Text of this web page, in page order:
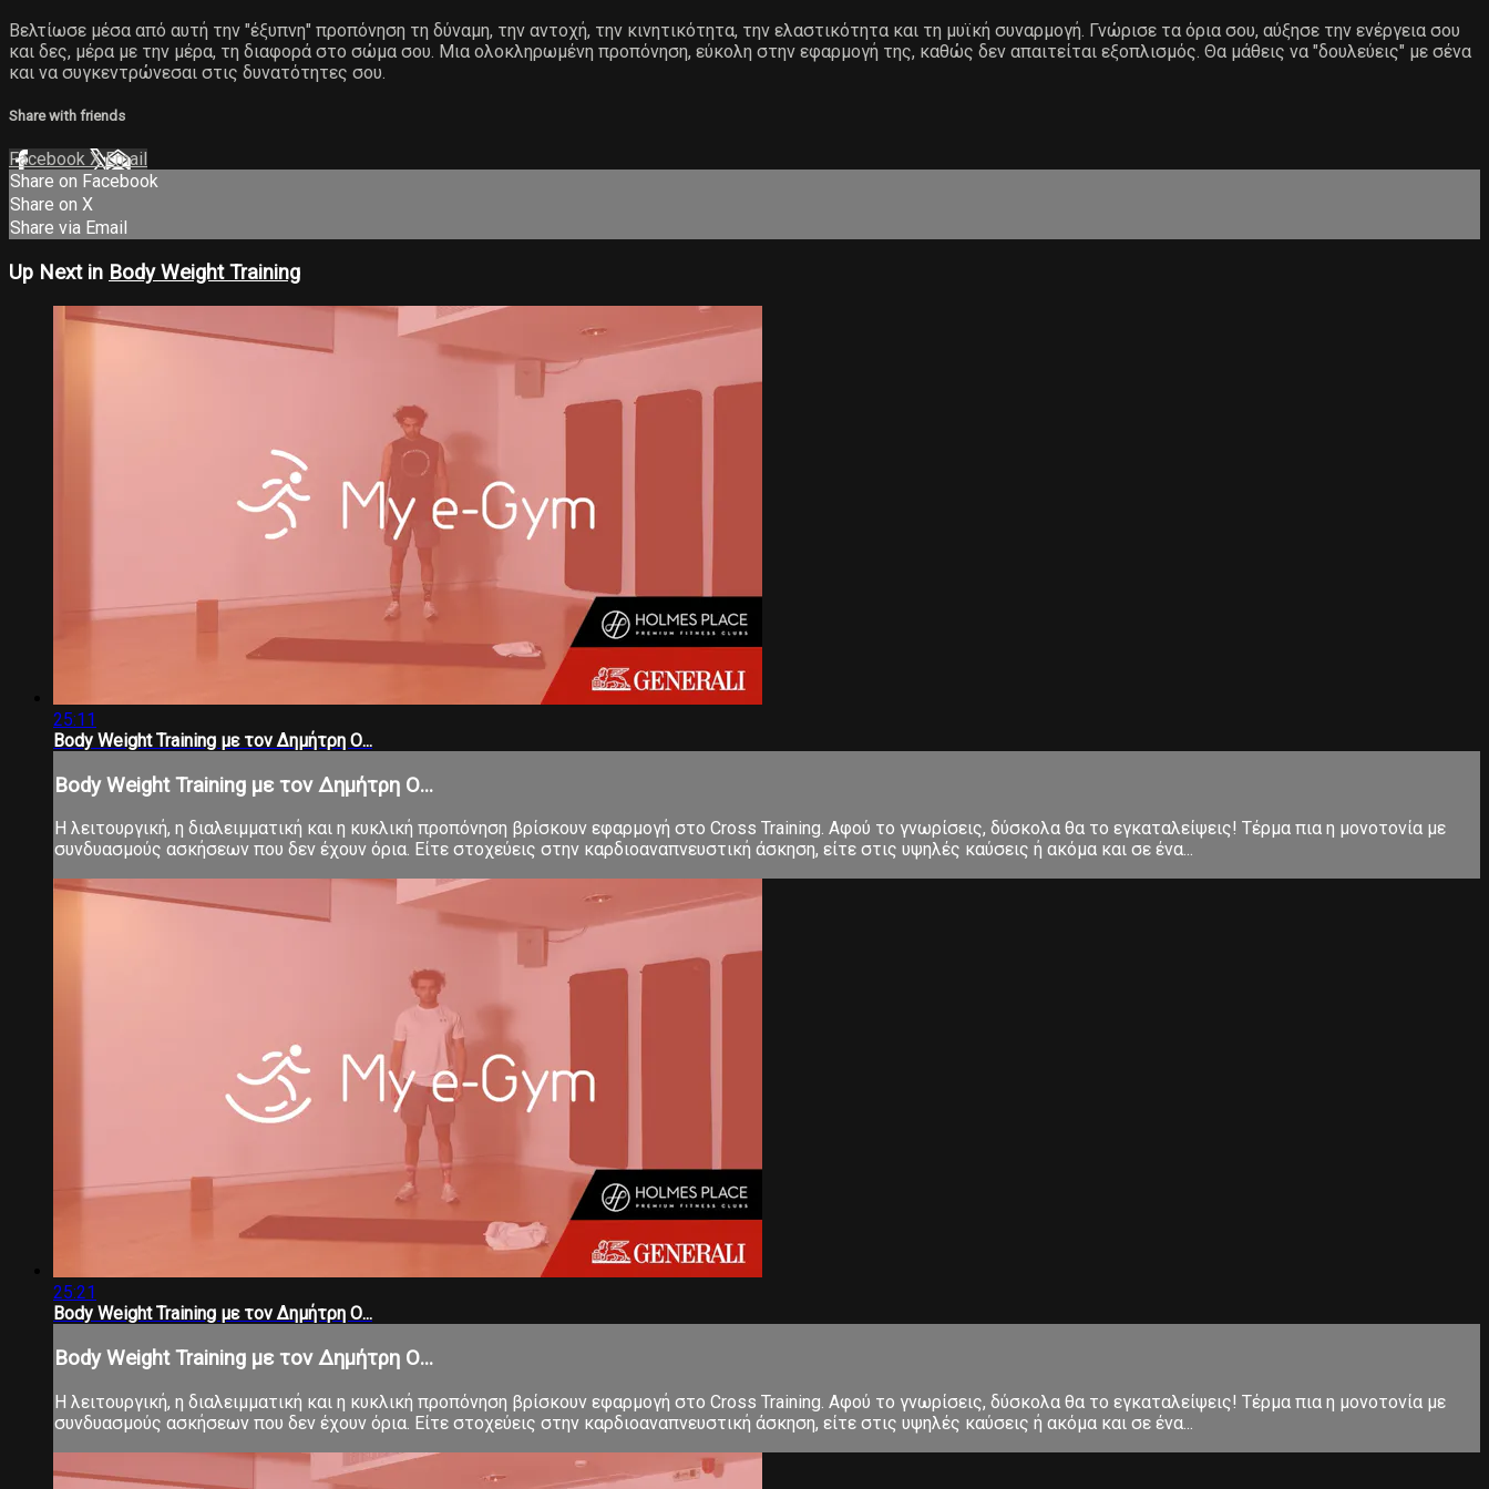
Βελτίωσε μέσα από αυτή την "έξυπνη" προπόνηση τη δύναμη, την αντοχή, την κινητικότητα, την ελαστικότητα και τη μυϊκή συναρμογή. Γνώρισε τα όρια σου, αύξησε την ενέργεια σου
και δες, μέρα με την μέρα, τη διαφορά στο σώμα σου. Μια ολοκληρωμένη προπόνηση, εύκολη στην εφαρμογή της, καθώς δεν απαιτείται εξοπλισμός. Θα μάθεις να "δουλεύεις" με σένα
και να συγκεντρώνεσαι στις δυνατότητες σου.
Share with friends
Facebook XEmail
Share on Facebook
Share on X
Share via Email
Up Next in Body Weight Training
25:11
Body Weight Training με τον Δημήτρη Ο...
Body Weight Training με τον Δημήτρη Ο...
Η λειτουργική, η διαλειμματική και η κυκλική προπόνηση βρίσκουν εφαρμογή στο Cross Training. Αφού το γνωρίσεις, δύσκολα θα το εγκαταλείψεις! Τέρμα πια η μονοτονία με
συνδυασμούς ασκήσεων που δεν έχουν όρια. Είτε στοχεύεις στην καρδιοαναπνευστική άσκηση, είτε στις υψηλές καύσεις ή ακόμα και σε ένα...
25:21
Body Weight Training με τον Δημήτρη Ο...
Body Weight Training με τον Δημήτρη Ο...
Η λειτουργική, η διαλειμματική και η κυκλική προπόνηση βρίσκουν εφαρμογή στο Cross Training. Αφού το γνωρίσεις, δύσκολα θα το εγκαταλείψεις! Τέρμα πια η μονοτονία με
συνδυασμούς ασκήσεων που δεν έχουν όρια. Είτε στοχεύεις στην καρδιοαναπνευστική άσκηση, είτε στις υψηλές καύσεις ή ακόμα και σε ένα...